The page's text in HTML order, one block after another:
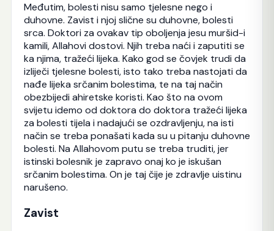
Međutim, bolesti nisu samo tjelesne nego i
duhovne. Zavist i njoj slične su duhovne, bolesti
srca. Doktori za ovakav tip oboljenja jesu muršid-i
kamili, Allahovi dostovi. Njih treba naći i zaputiti se
ka njima, tražeći lijeka. Kako god se čovjek trudi da
izliječi tjelesne bolesti, isto tako treba nastojati da
nađe lijeka srčanim bolestima, te na taj način
obezbijedi ahiretske koristi. Kao što na ovom
svijetu idemo od doktora do doktora tražeći lijeka
za bolesti tijela i nadajući se ozdravljenju, na isti
način se treba ponašati kada su u pitanju duhovne
bolesti. Na Allahovom putu se treba truditi, jer
istinski bolesnik je zapravo onaj ko je iskušan
srčanim bolestima. On je taj čije je zdravlje uistinu
narušeno.
Zavist